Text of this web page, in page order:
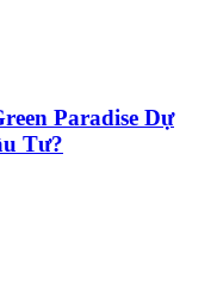
Paradise Dự
Tư?